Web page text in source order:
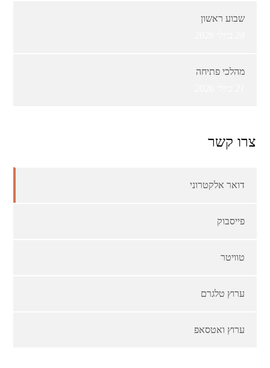
שבוע ראשון
מהלכי פתיחה
צרו קשר
דואר אלקטרוני
פייסבוק
טוויטר
ערוץ טלגרם
ערוץ ואטסאפ